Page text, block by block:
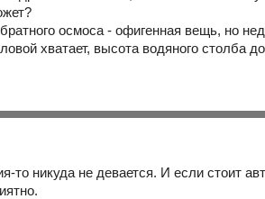
осмоса - офигенная вещь, но
хватает, высота водяного столба
то никуда не девается. И если стоит